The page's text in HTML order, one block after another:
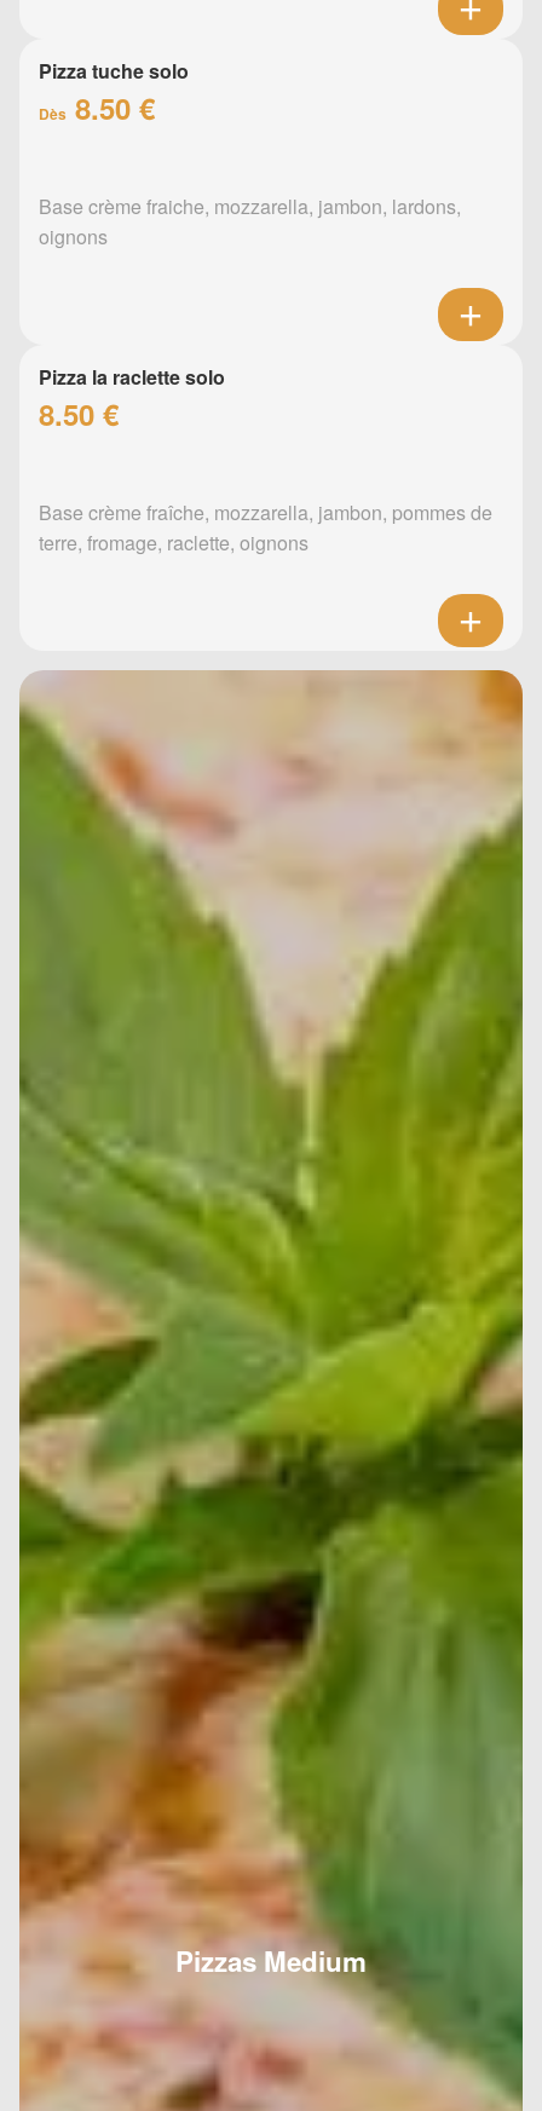
Pizza tuche solo
Dès 8.50 €
Base crème fraiche, mozzarella, jambon, lardons,
oignons
Pizza la raclette solo
8.50 €
Base crème fraîche, mozzarella, jambon, pommes de
terre, fromage, raclette, oignons
Pizzas Medium